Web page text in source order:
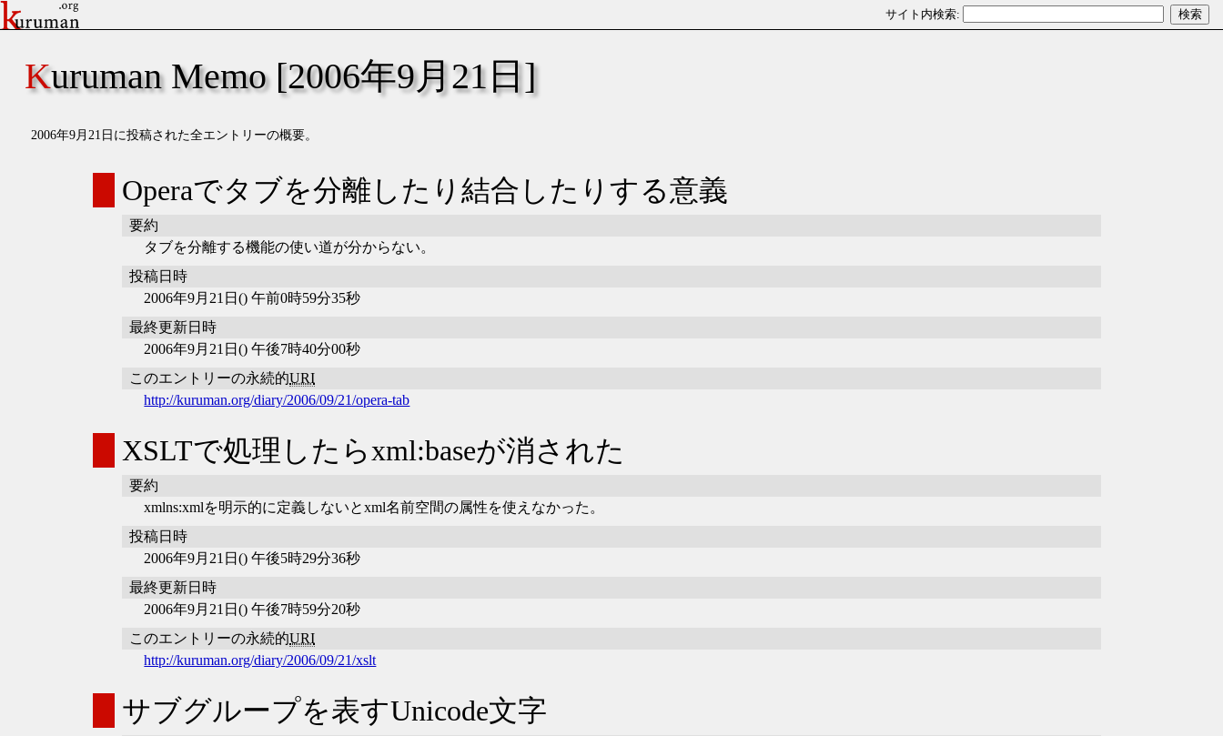
Kuruman Memo [2006年9月21日]
2006年9月21日に投稿された全エントリーの概要。
Operaでタブを分離したり結合したりする意義
要約
タブを分離する機能の使い道が分からない。
投稿日時
2006年9月21日() 午前0時59分35秒
最終更新日時
2006年9月21日() 午後7時40分00秒
このエントリーの永続的URI
http://kuruman.org/diary/2006/09/21/opera-tab
XSLTで処理したらxml:baseが消された
要約
xmlns:xmlを明示的に定義しないとxml名前空間の属性を使えなかった。
投稿日時
2006年9月21日() 午後5時29分36秒
最終更新日時
2006年9月21日() 午後7時59分20秒
このエントリーの永続的URI
http://kuruman.org/diary/2006/09/21/xslt
サブグループを表すUnicode文字